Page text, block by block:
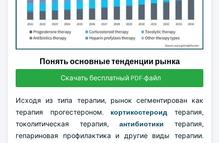
Понять основные тенденции рынка
Скачать бесплатный PDF-файл
Исходя из типа терапии, рынок сегментирован как
терапия прогестероном. кортикостероид
терапия,
токолитическая терапия, антибиотики терапия,
гепариновая профилактика и другие виды терапии.